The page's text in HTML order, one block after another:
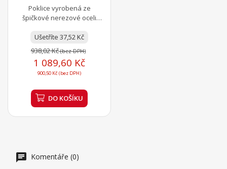
Poklice vyrobená ze
špičkové nerezové oceli
hrnce, rendlíky a pánve...
Ušetříte 37,52 Kč
938,02 Kč(bez DPH)
1 089,60 Kč
900,50 Kč (bez DPH)
DO KOŠÍKU
Komentáře (0)